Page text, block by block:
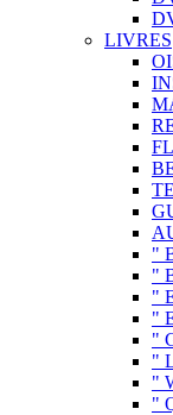
LIVRES
"
"
"
"
"
"
"
"